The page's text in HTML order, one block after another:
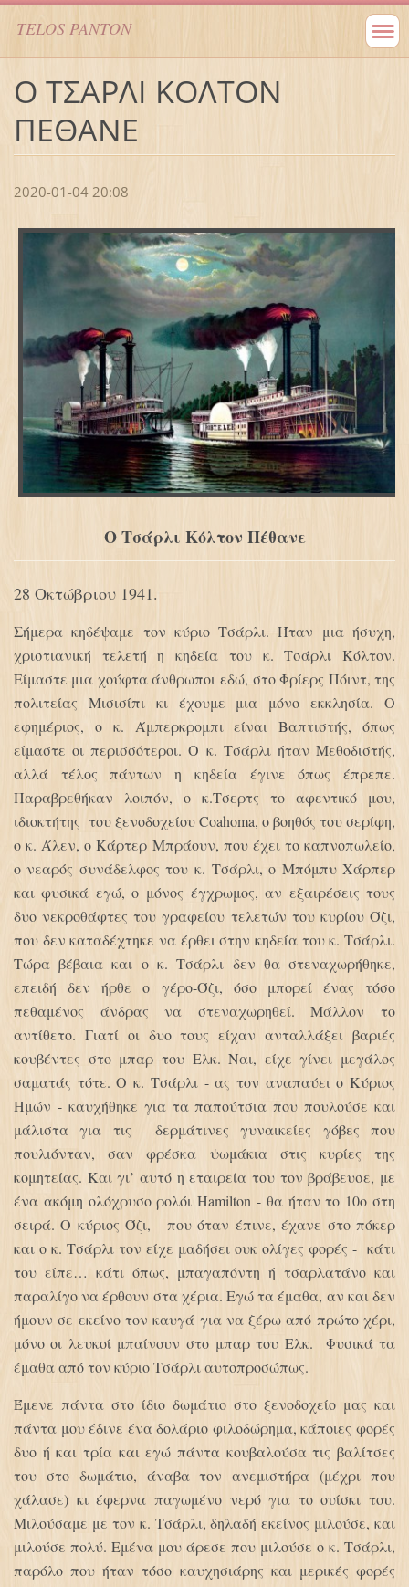
TELOS PANTON
Ο ΤΣΑΡΛΙ ΚΟΛΤΟΝ
ΠΕΘΑΝΕ
2020-01-04 20:08
Ο Τσάρλι Κόλτον Πέθανε
28 Οκτώβριου 1941.
Σήμερα κηδέψαμε τον κύριο Τσάρλι. Ήταν μια ήσυχη,
χριστιανική τελετή η κηδεία του κ. Τσάρλι Κόλτον.
Είμαστε μια χούφτα άνθρωποι εδώ, στο Φρίερς Πόιντ, της
πολιτείας Μισισίπι κι έχουμε μια μόνο εκκλησία. Ο
εφημέριος, ο κ. Άμπερκρομπι είναι Βαπτιστής, όπως
είμαστε οι περισσότεροι. Ο κ. Τσάρλι ήταν Μεθοδιστής,
αλλά τέλος πάντων η κηδεία έγινε όπως έπρεπε.
Παραβρεθήκαν λοιπόν, ο κ.Τσερτς το αφεντικό μου,
ιδιοκτήτης του ξενοδοχείου Coahoma, ο βοηθός του σερίφη,
ο κ. Άλεν, ο Κάρτερ Μπράουν, που έχει το καπνοπωλείο,
ο νεαρός συνάδελφος του κ. Τσάρλι, ο Μπόμπυ Χάρπερ
και φυσικά εγώ, ο μόνος έγχρωμος, αν εξαιρέσεις τους
δυο νεκροθάφτες του γραφείου τελετών του κυρίου Όζι,
που δεν καταδέχτηκε να έρθει στην κηδεία του κ. Τσάρλι.
Τώρα βέβαια και ο κ. Τσάρλι δεν θα στεναχωρήθηκε,
επειδή δεν ήρθε ο γέρο-Όζι, όσο μπορεί ένας τόσο
πεθαμένος άνδρας να στεναχωρηθεί. Μάλλον το
αντίθετο. Γιατί οι δυο τους είχαν ανταλλάξει βαριές
κουβέντες στο μπαρ του Ελκ. Ναι, είχε γίνει μεγάλος
σαματάς τότε. Ο κ. Τσάρλι - ας τον αναπαύει ο Κύριος
Ημών - καυχήθηκε για τα παπούτσια που πουλούσε και
μάλιστα για τις δερμάτινες γυναικείες γόβες που
πουλιόνταν, σαν φρέσκα ψωμάκια στις κυρίες της
κομητείας. Και γι’ αυτό η εταιρεία του τον βράβευσε, με
ένα ακόμη ολόχρυσο ρολόι Hamilton - θα ήταν το 10ο στη
σειρά. Ο κύριος Όζι, - που όταν έπινε, έχανε στο πόκερ
και ο κ. Τσάρλι τον είχε μαδήσει ουκ ολίγες φορές - κάτι
του είπε… κάτι όπως, μπαγαπόντη ή τσαρλατάνο και
παραλίγο να έρθουν στα χέρια. Εγώ τα έμαθα, αν και δεν
ήμουν σε εκείνο τον καυγά για να ξέρω από πρώτο χέρι,
μόνο οι λευκοί μπαίνουν στο μπαρ του Ελκ. Φυσικά τα
έμαθα από τον κύριο Τσάρλι αυτοπροσώπως.
Έμενε πάντα στο ίδιο δωμάτιο στο ξενοδοχείο μας και
πάντα μου έδινε ένα δολάριο φιλοδώρημα, κάποιες φορές
δυο ή και τρία και εγώ πάντα κουβαλούσα τις βαλίτσες
του στο δωμάτιο, άναβα τον ανεμιστήρα (μέχρι που
χάλασε) κι έφερνα παγωμένο νερό για το ουίσκι του.
Μιλούσαμε με τον κ. Τσάρλι, δηλαδή εκείνος μιλούσε, και
μιλούσε πολύ. Εμένα μου άρεσε που μιλούσε ο κ. Τσάρλι,
παρόλο που ήταν τόσο καυχησιάρης και μερικές φορές